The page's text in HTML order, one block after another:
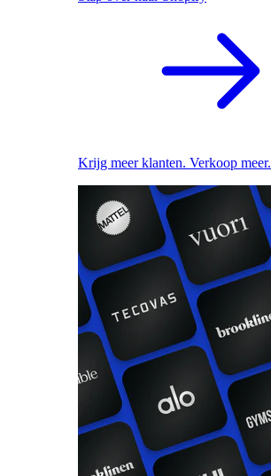
Krijg meer klanten. Verkoop meer.